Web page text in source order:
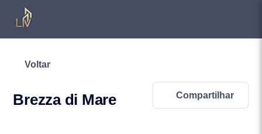
Voltar
Brezza di Mare Compartilhar